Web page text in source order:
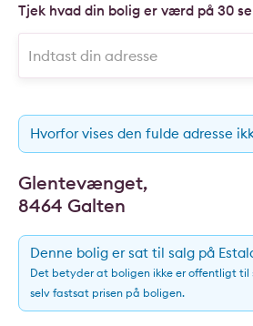
Tjek hvad din bolig er værd på 30
Hvorfor vises den fulde adresse
Glentevænget,
8464 Galten
Denne bolig er sat til salg på
Det betyder at boligen ikke er offentligt til
selv fastsat prisen på boligen.